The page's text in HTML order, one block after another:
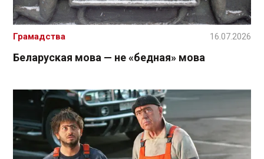
Беларуская мова — не «бедная» мова
Грамадства 16.07.2026